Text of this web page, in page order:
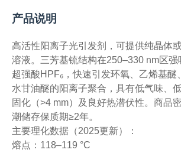
产品说明
高活性阳离子光引发剂，可提供纯晶体
溶液。三芳基锍结构在250–330 nm区
超强酸HPF₆，快速引发环氧、乙烯基醚
水甘油醚的阳离子聚合，具有低气味、
固化（>4 mm）及良好热潜伏性。商品
潮储存保质期≥2年。
主要理化数据（2025更新）：
熔点：118–119 °C